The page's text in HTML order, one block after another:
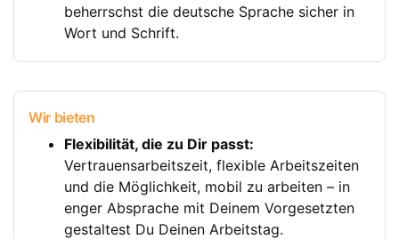
beherrschst die deutsche Sprache sicher in
Wort und Schrift.
Wir bieten
Flexibilität, die zu Dir passt:
Vertrauensarbeitszeit, flexible Arbeitszeiten
und die Möglichkeit, mobil zu arbeiten – in
enger Absprache mit Deinem Vorgesetzten
gestaltest Du Deinen Arbeitstag.